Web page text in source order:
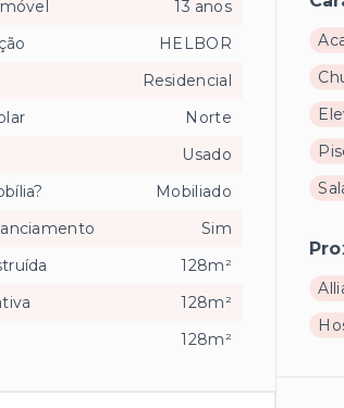
13 anos
HELBOR
Residencial
Norte
Usado
Mobiliado
Sim
128m²
128m²
128m²